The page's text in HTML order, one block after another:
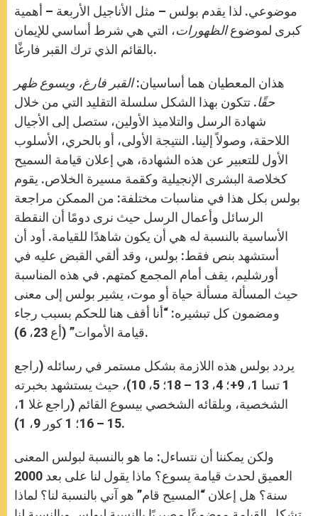
موضوعي. لذا يقدم بولس – مثل الأناجيل الأربعة – أهمية
كبرى لموضوعالظهورات، التي هي شرط أساسي للإيمان
بالقائم الذي ترك القبر فارغًا.
هذان المعطيان هما أساسيان:القبر فارغ، ويسوع ظهر
حقًا. تتكون بهذا الشكل سلسلة التقليد التي من خلال
شهادة الرسل والتلاميذ الأولين، ستصل إلى الأجيال
اللاحقة، وصولاً إلينا. النتيجة الأولى، أو بالحري، الأسلوب
الأول للتعبير عن هذه الشهادة، هي إعلان قيامة السميح
كخلاصة البشرى الإنجيلية وكقمة مسيرة الخلاص. يقوم
بولس بكل هذا في مناسبات مختلفة: من الممكن مراجعة
الرسائل وأعمال الرسل حيث نرى دومًا أن النقطة
الأساسية بالنسبة له هي أن يكون شاهدًا للقيامة. أود أن
أستشهد بنص فقط: بولس، وقد ألقي القبض عليه في
أورشليم، يقف أمام المجمع كمتهم. في هذه المناسبة
حيث المسألة مسألة حياة أو موت، يشير بولس إلى معنى
ومضمون كل تبشيره: “أنا أقف هنا للحكم بسبب رجاء
قيامة الأموات” (أع 23، 6).
يردد بولس هذه اللازمة بشكل مستمر في رسائله (راجع
1 تسا 1، 9+؛ 4، 13 – 18؛ 5، 10)، حيث يستشهد بخبرته
الشخصية، وبلقائه الشخصي بيسوع القائم (راجع غلا 1،
15 – 16؛ 1 كور 9، 1).
ولكن يمكننا أن نتساءل: ما هو بالنسبة لبولس المعنى
العميق لحدث قيامة يسوع؟ ماذا يقول لنا على بعد 2000
سنة؟ هل إعلان “المسيح قام” هو آني بالنسبة لنا؟ لماذا